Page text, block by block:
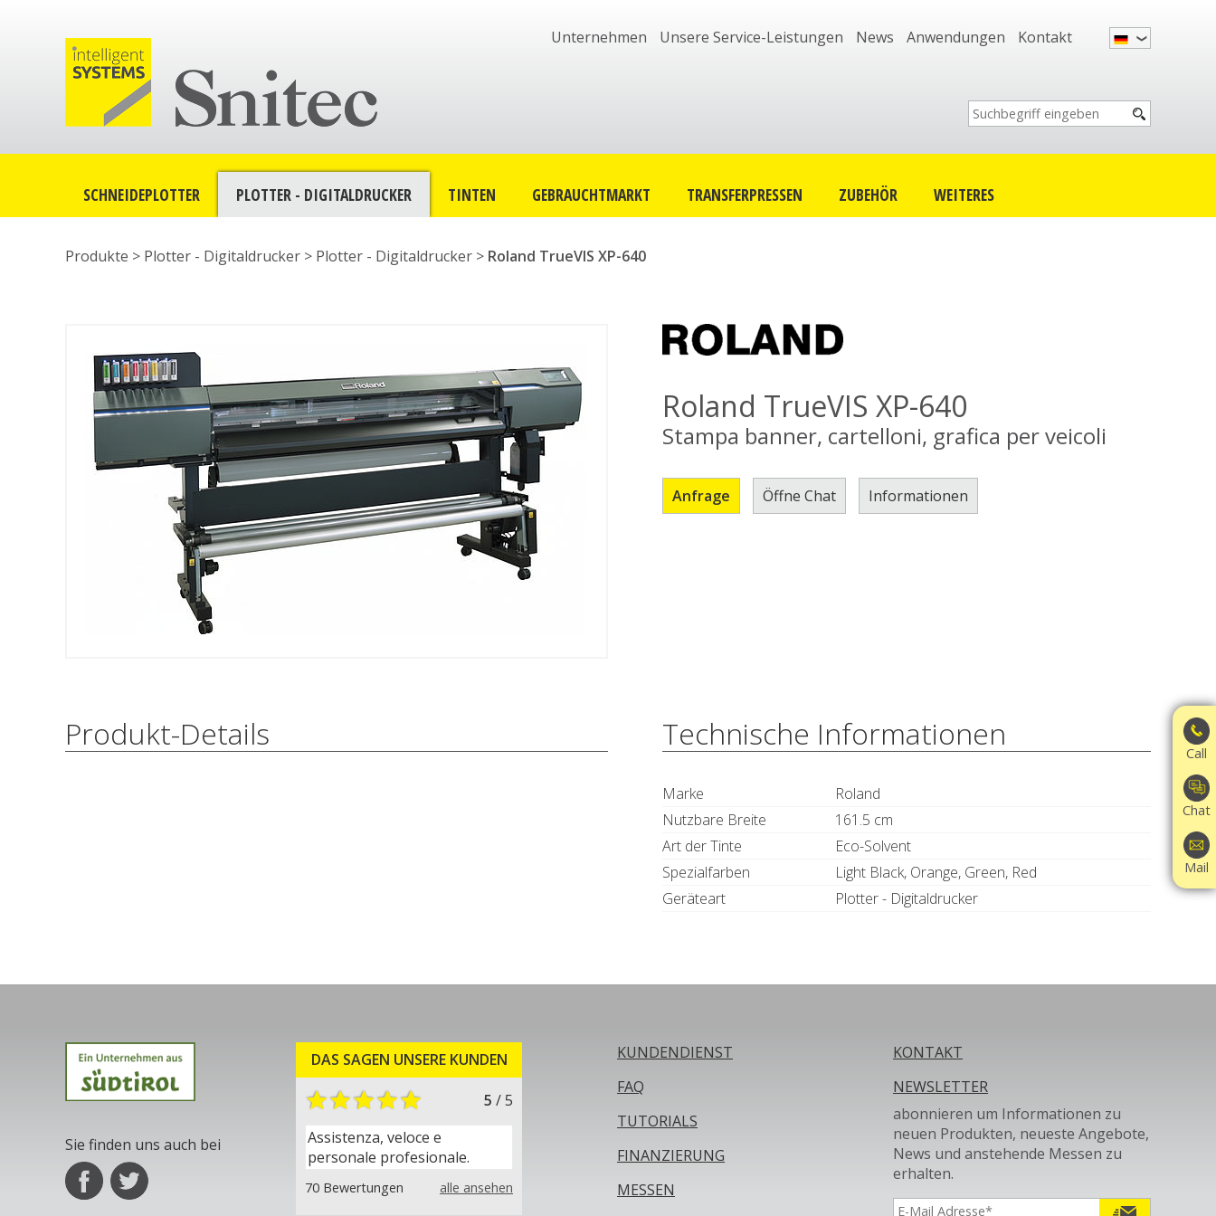
Unternehmen Unsere Service-Leistungen News Anwendungen Kontakt
SCHNEIDEPLOTTER PLOTTER - DIGITALDRUCKER TINTEN GEBRAUCHTMARKT TRANSFERPRESSEN ZUBEHÖR WEITERES
Produkte > Plotter - Digitaldrucker > Plotter - Digitaldrucker > Roland TrueVIS XP-640
Roland TrueVIS XP-640
Stampa banner, cartelloni, grafica per veicoli
Anfrage Öffne Chat Informationen
Produkt-Details Technische Informationen
Marke
Roland
Nutzbare Breite
161.5 cm
Art der Tinte
Eco-Solvent
Spezialfarben
Light Black, Orange, Green, Red
Geräteart
Plotter - Digitaldrucker
Sie finden uns auch bei
DAS SAGEN UNSERE KUNDEN
5 / 5
Assistenza, veloce e
personale profesionale.
70 Bewertungen alle ansehen
KUNDENDIENST
FAQ
TUTORIALS
FINANZIERUNG
MESSEN
KONTAKT
NEWSLETTER
abonnieren um Informationen zu
neuen Produkten, neueste Angebote,
News und anstehende Messen zu
erhalten.
Call
Chat
Mail